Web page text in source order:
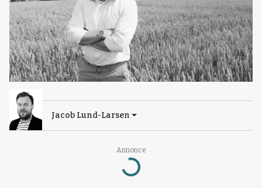
Annonce
Loading...
Jacob Lund-Larsen